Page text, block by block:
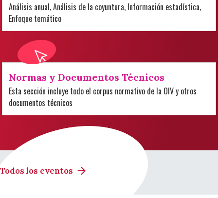
Análisis anual, Análisis de la coyuntura, Información estadística,
Enfoque temático
Normas y Documentos Técnicos
Esta sección incluye todo el corpus normativo de la OIV y otros
documentos técnicos
Todos los eventos